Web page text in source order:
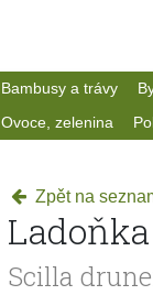
Bambusy a trávy
Ovoce, zelenina
Zpět na
Scilla